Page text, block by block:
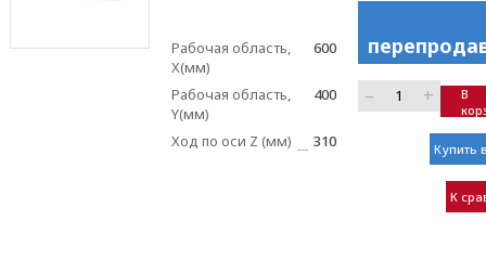
Рабочая область,
X(мм)
600
Рабочая область,
Y(мм)
400
Ход по оси Z (мм) 310
– +
В
Купить
К